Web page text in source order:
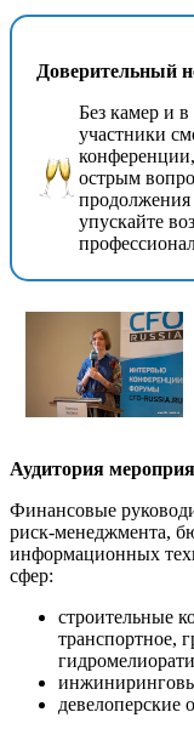
Доверительный
Без камер и
участники
острым
упускайте
Аудитория
Финансовые
риск-менеджмента,
информационных
сфер:
строительные
транспортное,
девелоперские